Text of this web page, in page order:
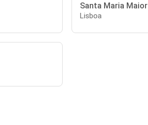
Santa Maria Maior
Lisboa